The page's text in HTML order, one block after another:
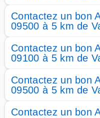
Contactez un bon
09500 à 5 km de
Contactez un bon
09100 à 5 km de
Contactez un bon
09500 à 5 km de
Contactez un bon